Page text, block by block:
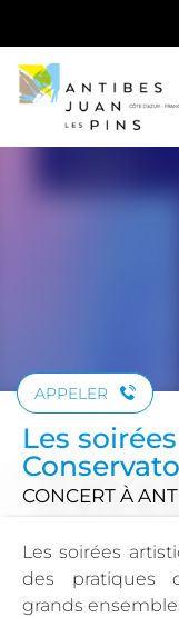
APPELER
Les
CONCERT À
Les soirées
des pratiques
grands